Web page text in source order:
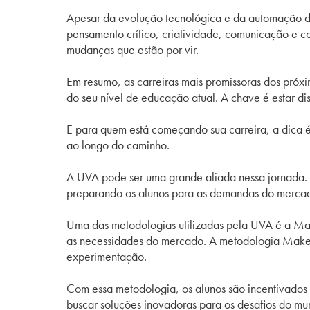
Apesar da evolução tecnológica e da automação
pensamento crítico, criatividade, comunicação e
mudanças que estão por vir.
Em resumo, as carreiras mais promissoras dos
do seu nível de educação atual. A chave é estar
E para quem está começando sua carreira, a
ao longo do caminho.
A UVA pode ser uma grande aliada nessa
preparando os alunos para as demandas do
Uma das metodologias utilizadas pela UVA é a
as necessidades do mercado. A metodologia
experimentação.
Com essa metodologia, os alunos são
buscar soluções inovadoras para os desafios do